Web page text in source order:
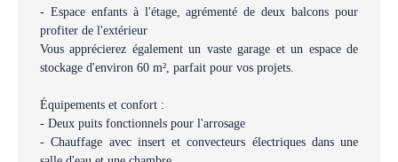
- Espace enfants à l'étage, agrémenté de deux balcons pour
profiter de l'extérieur
Vous apprécierez également un vaste garage et un espace de
stockage d'environ 60 m², parfait pour vos projets.
Équipements et confort :
- Deux puits fonctionnels pour l'arrosage
- Chauffage avec insert et convecteurs électriques dans une